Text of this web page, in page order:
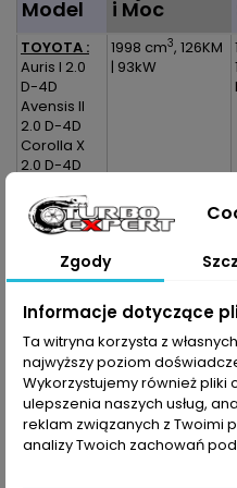
Model i Moc
TOYOTA :
Auris I 2.0
D-4D
Avensis II
2.0 D-4D
Corolla X
2.0 D-4D
D-4D
1998 cm3, 126KM
| 93kW
Zgody
Informacje dotyczące
Ta witryna korzysta z
najwyższy poziom
Wykorzystujemy również pliki
ulepszenia naszych usług,
reklam związanych z Twoimi
analizy Twoich zachowań